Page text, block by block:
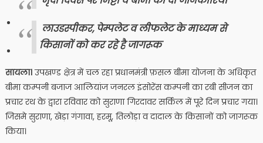
लाउडस्पीकर, पेम्पलेट व लीफलेट के माध्यम से
किसानों को कर रहे है जागरूक
सायला।उपखण्ड क्षेत्र में चल रहा प्रधानमंत्री फ़सल बीमा योजना के अधिकृत
बीमा कम्पनी बजाज आलियांज जनरल इंसोरेंस कम्पनी का रबी सीजन का
प्रचार रथ के द्वारा रविवार को सुराणा गिरदावर सर्किल में पूरे दिन प्रचार गया।
जिसमे सुराणा, खेड़ा गंगावा, हरमू, तिलोड़ा व दादाल के किसानों को जागरूक
किया।